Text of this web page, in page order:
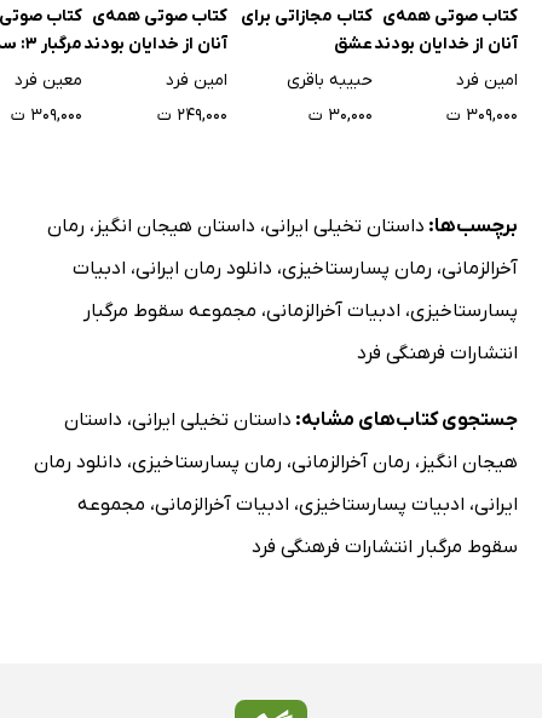
کتاب صوتی همه‌ی
آنان از خدایان بودند
2: دد سگال 2امین فرد
۳۰۹,۰۰۰ ت
کتاب مجازاتی برای
عشق
حبیبه باقری
۳۰,۰۰۰ ت
کتاب صوتی همه‌ی
آنان از خدایان بودند
2: دد سگال 1امین فرد
۲۴۹,۰۰۰ ت
کتاب
مرگبار 3: سه 2
معین فرد
۳۰۹,۰۰۰ ت
برچسب‌ها: داستان تخیلی ایرانی، داستان هیجان انگیز ، رمان
آخرالزمانی، رمان پسارستاخیزی، دانلود رمان ایرانی، ادبیات
پسارستاخیزی، ادبیات آخرالزمانی، مجموعه سقوط مرگبار
انتشارات فرهنگی فرد
جستجوی کتاب‌های مشابه: داستان تخیلی ایرانی، داستان
هیجان انگیز ، رمان آخرالزمانی، رمان پسارستاخیزی، دانلود رمان
ایرانی، ادبیات پسارستاخیزی، ادبیات آخرالزمانی، مجموعه
سقوط مرگبار انتشارات فرهنگی فرد